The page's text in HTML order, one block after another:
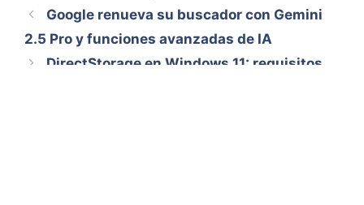
Google renueva su buscador con Gemini
2.5 Pro y funciones avanzadas de IA
DirectStorage en Windows 11: requisitos,